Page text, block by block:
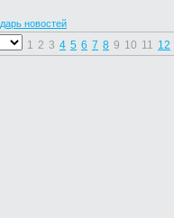
новостей
1 2 3 4 5 6 7 8 9 10 11 12